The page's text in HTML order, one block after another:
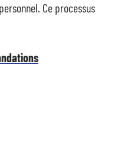
Ce processus